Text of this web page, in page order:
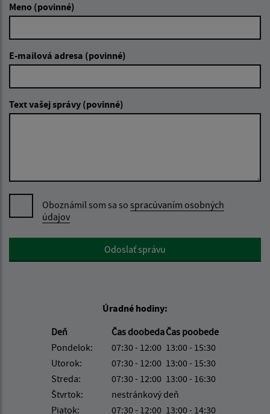
Meno (povinné)
E-mailová adresa (povinné)
Text vašej správy (povinné)
Oboznámil som sa so spracúvaním osobných
údajov
Google reCaptcha ResponseOdoslať správu
Úradné hodiny:
Deň
Čas doobedaČas poobede
Pondelok:
07:30 - 12:00 13:00 - 15:30
Utorok:
07:30 - 12:00 13:00 - 15:30
Streda:
07:30 - 12:00 13:00 - 16:30
Štvrtok:
nestránkový deň
Piatok:
07:30 - 12:00 13:00 - 14:30